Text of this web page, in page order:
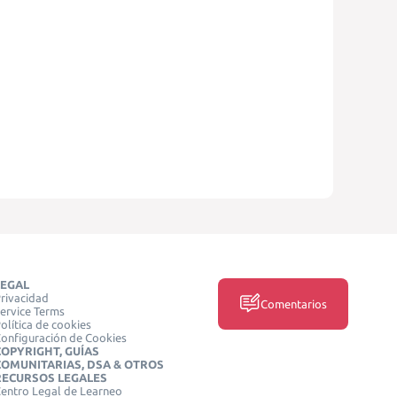
Terms
de cookies
de Cookies
GUÍAS
DSA & OTROS
LEGALES
Legal de Learneo
Comentarios